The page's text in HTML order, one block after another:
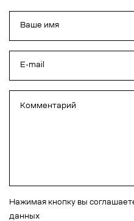
Нажимая кнопку вы
данных